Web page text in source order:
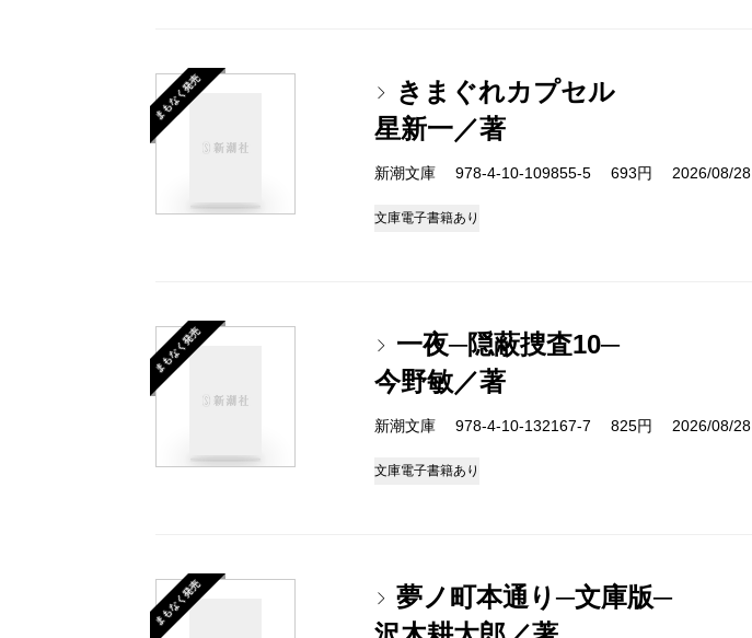
まもなく発売
きまぐれカプセル
星新一／著
新潮文庫 978-4-10-109855-5 693円 2026/08/28
文庫電子書籍あり
まもなく発売
一夜─隠蔽捜査10─
今野敏／著
新潮文庫 978-4-10-132167-7 825円 2026/08/28
文庫電子書籍あり
まもなく発売
夢ノ町本通り─文庫版─